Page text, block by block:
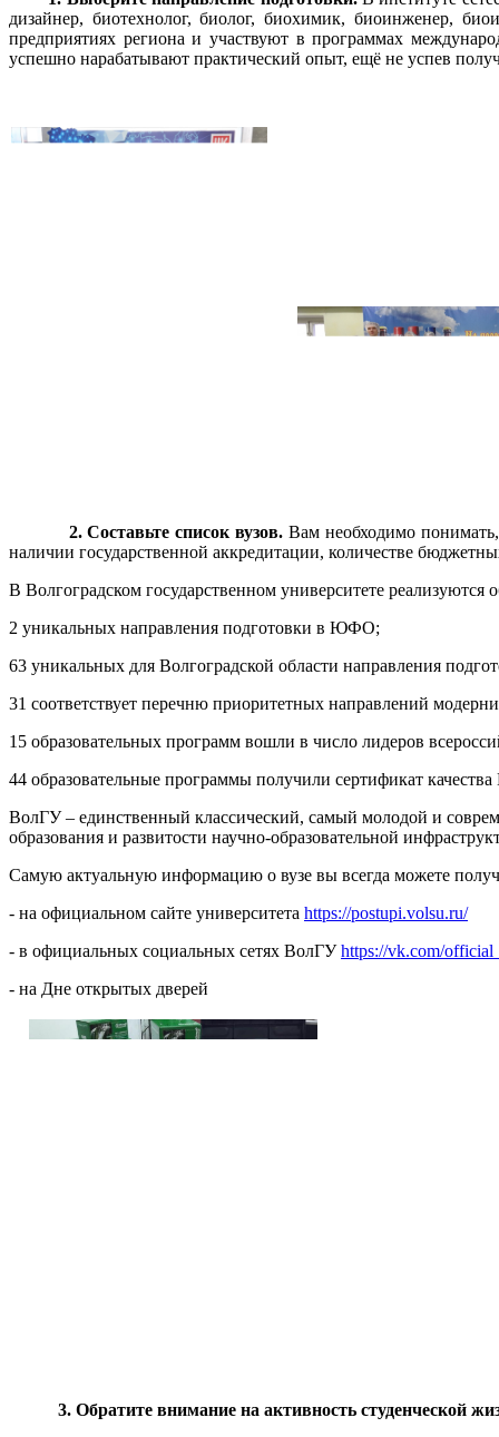
дизайнер, биотехнолог, биолог, биохимик, биоинженер,
предприятиях региона и участвуют в программах
успешно нарабатывают практический опыт, ещё не успев
2. Составьте список вузов. Вам необходимо
наличии государственной аккредитации, количестве
В Волгоградском государственном университете
2 уникальных направления подготовки в ЮФО;
63 уникальных для Волгоградской области направления
31 соответствует перечню приоритетных направлений
15 образовательных программ вошли в число лидеров
44 образовательные программы получили сертификат
ВолГУ – единственный классический, самый молодой и
образования и развитости научно-образовательной
Самую актуальную информацию о вузе вы всегда можете
- на официальном сайте университета https://postupi.volsu.ru/
- в официальных социальных сетях ВолГУhttps://vk.com/
- на Дне открытых дверей
3. Обратите внимание на активность студенческой